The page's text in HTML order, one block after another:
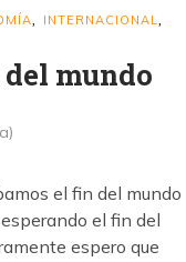
, INTERNACIONAL,
mundo
el fin del mundo
el fin del
espero que